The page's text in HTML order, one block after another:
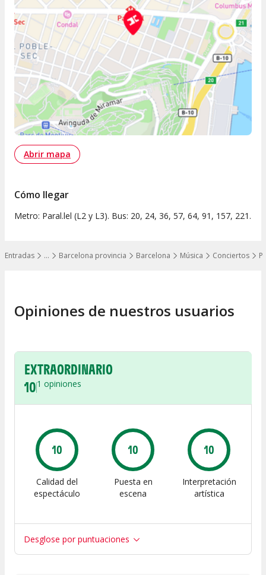
…
Mostrar todos los niveles
Entradas Barcelona provincia Barcelona Música Conciertos
Abrir mapa
Cómo llegar
Metro: Paral.lel (L2 y L3). Bus: 20, 24, 36, 57, 64, 91, 157, 221.
Opiniones de nuestros usuarios
EXTRAORDINARIO
101 opiniones
10
Calidad del
espectáculo
10
Puesta en
escena
10
Interpretación
artística
Desglose por puntuaciones